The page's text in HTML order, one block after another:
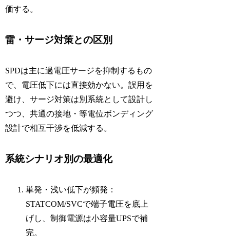
価する。
雷・サージ対策との区別
SPDは主に過電圧サージを抑制するもの
で、電圧低下には直接効かない。誤用を
避け、サージ対策は別系統として設計し
つつ、共通の接地・等電位ボンディング
設計で相互干渉を低減する。
系統シナリオ別の最適化
単発・浅い低下が頻発：
STATCOM/SVCで端子電圧を底上
げし、制御電源は小容量UPSで補
完。